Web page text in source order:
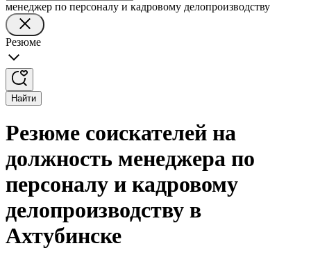
менеджер по персоналу и кадровому делопроизводству
Резюме
Найти
Резюме соискателей на
должность менеджера по
персоналу и кадровому
делопроизводству в
Ахтубинске